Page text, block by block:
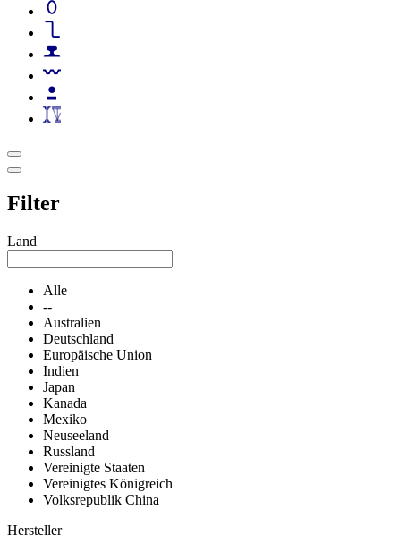
Filter
Land
Alle
--
Australien
Deutschland
Europäische Union
Indien
Japan
Kanada
Mexiko
Neuseeland
Russland
Vereinigte Staaten
Vereinigtes Königreich
Volksrepublik China
Hersteller